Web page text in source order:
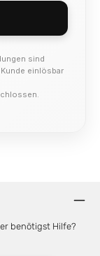
sind
einlösbar
benötigst Hilfe?